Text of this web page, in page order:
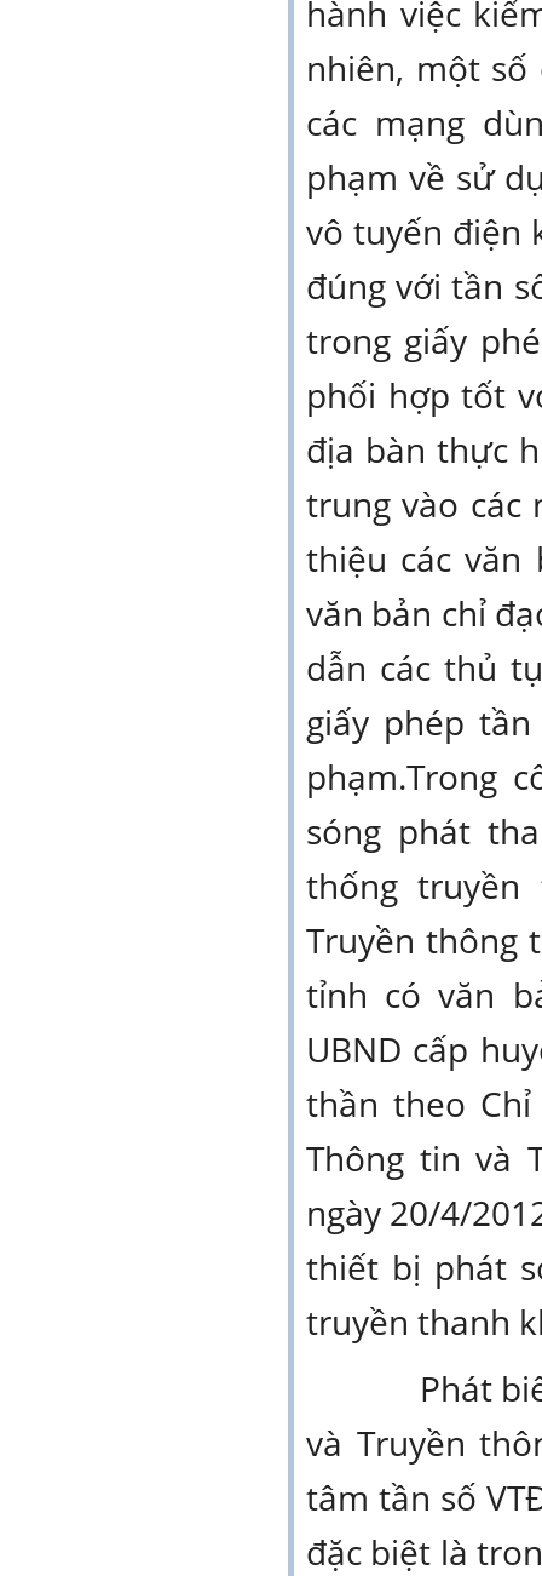
hành việc
nhiên, một
các mạng
phạm về sử
vô tuyến điện
đúng với tần
trong giấy
phối hợp tốt
địa bàn thực
trung vào các
thiệu các văn
văn bản chỉ
dẫn các thủ
giấy phép
phạm.Trong
sóng phát
thống truyền
Truyền thông
tỉnh có văn
UBND cấp
thần theo Chỉ
Thông tin và
ngày 20/4/
thiết bị phát
truyền thanh
Phát biểu
và Truyền
tâm tần số
đặc biệt là